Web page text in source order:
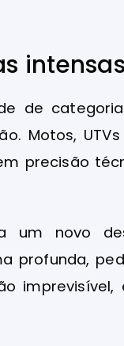
de
Motos,
precisão
novo
profunda,
imprevisível,